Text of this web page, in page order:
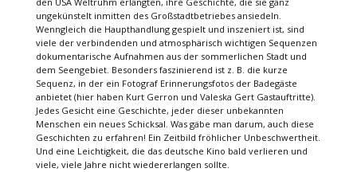
ungekünstelt inmitten des Großstadtbetriebes ansiedeln.
Wenngleich die Haupthandlung gespielt und inszeniert ist, sind
viele der verbindenden und atmosphärisch wichtigen Sequenzen
dokumentarische Aufnahmen aus der sommerlichen Stadt und
dem Seengebiet. Besonders faszinierend ist z. B. die kurze
Sequenz, in der ein Fotograf Erinnerungsfotos der Badegäste
anbietet (hier haben Kurt Gerron und Valeska Gert Gastauftritte).
Jedes Gesicht eine Geschichte, jeder dieser unbekannten
Menschen ein neues Schicksal. Was gäbe man darum, auch diese
Geschichten zu erfahren! Ein Zeitbild fröhlicher Unbeschwertheit.
Und eine Leichtigkeit, die das deutsche Kino bald verlieren und
viele, viele Jahre nicht wiedererlangen sollte.